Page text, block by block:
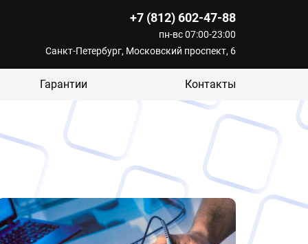
+7 (812) 602-47-88
пн-вс 07:00-23:00
Санкт-Петербург, Московский проспект, 6
Гарантии Контакты